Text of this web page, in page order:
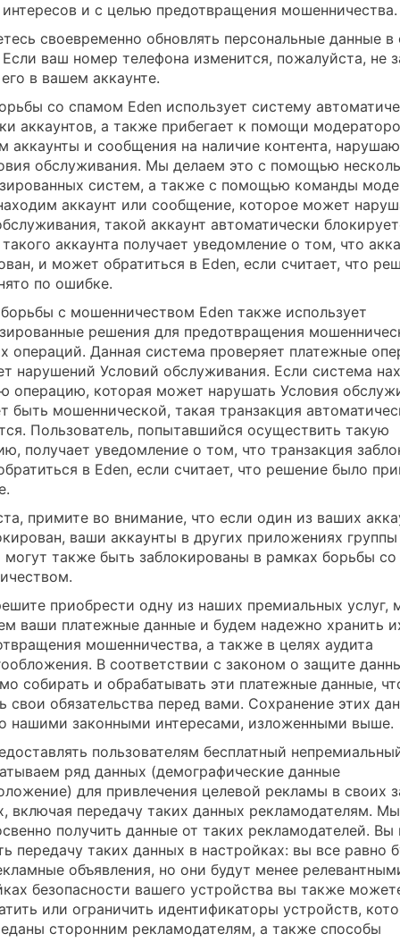
и с целью предотвращения мошенничества.
своевременно обновлять персональные данные в
Если ваш номер телефона изменится, пожалуйста, не
в вашем аккаунте.
со спамом Eden использует систему
аккаунтов, а также прибегает к помощи
аккаунты и сообщения на наличие контента,
обслуживания. Мы делаем это с помощью
систем, а также с помощью команды
аккаунт или сообщение, которое может
такой аккаунт автоматически
аккаунта получает уведомление о том, что
и может обратиться в Eden, если считает, что
по ошибке.
с мошенничеством Eden также использует
решения для предотвращения
операций. Данная система проверяет платежные
нарушений Условий обслуживания. Если система
операцию, которая может нарушать Условия
быть мошеннической, такая транзакция
Пользователь, попытавшийся осуществить такую
получает уведомление о том, что транзакция
в Eden, если считает, что решение было
примите во внимание, что если один из ваших
ваши аккаунты в других приложениях группы
могут также быть заблокированы в рамках борьбы
приобрести одну из наших премиальных услуг,
ваши платежные данные и будем надежно хранить
мошенничества, а также в целях аудита
В соответствии с законом о защите
собирать и обрабатывать эти платежные данные,
свои обязательства перед вами. Сохранение этих
нашими законными интересами, изложенными выше.
пользователям бесплатный
ряд данных (демографические данные
для привлечения целевой рекламы в своих
включая передачу таких данных рекламодателям.
получить данные от таких рекламодателей.
передачу таких данных в настройках: вы все равно
объявления, но они будут менее
безопасности вашего устройства вы также
или ограничить идентификаторы устройств,
сторонним рекламодателям, а также способы